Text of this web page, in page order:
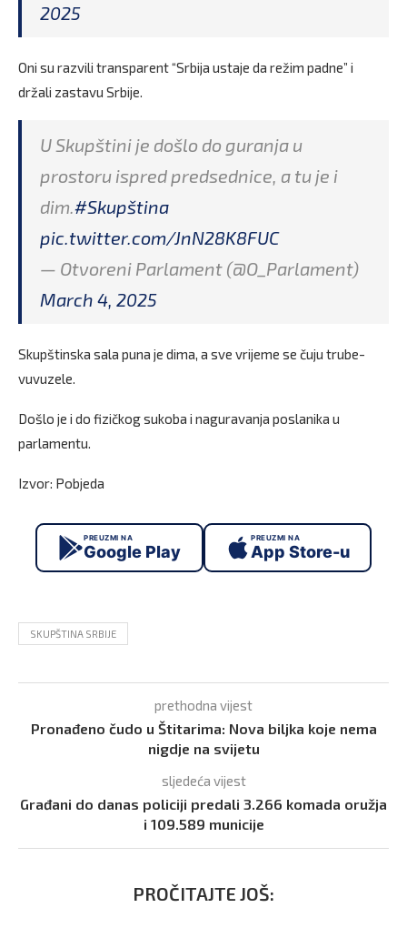
2025
Oni su razvili transparent “Srbija ustaje da režim padne” i
držali zastavu Srbije.
U Skupštini je došlo do guranja u
prostoru ispred predsednice, a tu je i
dim.#Skupština
pic.twitter.com/JnN28K8FUC
— Otvoreni Parlament (@O_Parlament)
March 4, 2025
Skupštinska sala puna je dima, a sve vrijeme se čuju trube-
vuvuzele.
Došlo je i do fizičkog sukoba i naguravanja poslanika u
parlamentu.
Izvor: Pobjeda
PREUZMI NA
Google Play
PREUZMI NA
App Store-u
SKUPŠTINA SRBIJE
prethodna vijest
Pronađeno čudo u Štitarima: Nova biljka koje nema
nigdje na svijetu
sljedeća vijest
Građani do danas policiji predali 3.266 komada oružja
i 109.589 municije
PROČITAJTE JOŠ: